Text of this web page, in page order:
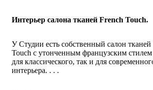
Интерьер салона тканей French Touch.
У Студии есть собственный салон тканей
Touch с утонченным французским
для классического, так и для
интерьера. . . .